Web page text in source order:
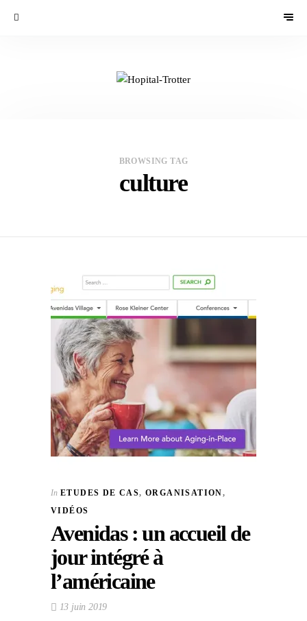
BROWSING TAG
culture
In ETUDES DE CAS,ORGANISATION,
VIDÉOS
Avenidas : un accueil de
jour intégré à
l’américaine
13 juin 2019